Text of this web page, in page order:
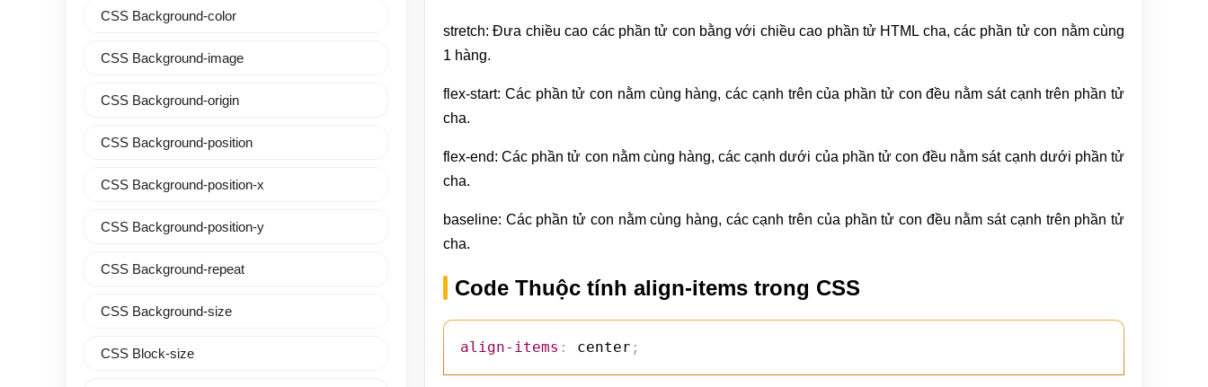
stretch: Đưa chiều cao các phần tử con bằng với chiều cao phần tử HTML cha, các phần tử con nằm cùng
1 hàng.
flex-start: Các phần tử con nằm cùng hàng, các cạnh trên của phần tử con đều nằm sát cạnh trên phần tử
cha.
flex-end: Các phần tử con nằm cùng hàng, các cạnh dưới của phần tử con đều nằm sát cạnh dưới phần tử
cha.
baseline: Các phần tử con nằm cùng hàng, các cạnh trên của phần tử con đều nằm sát cạnh trên phần tử
cha.
Code Thuộc tính align-items trong CSS
align-items : center ;
CSS Background-color
CSS Background-image
CSS Background-origin
CSS Background-position
CSS Background-position-x
CSS Background-position-y
CSS Background-repeat
CSS Background-size
CSS Block-size